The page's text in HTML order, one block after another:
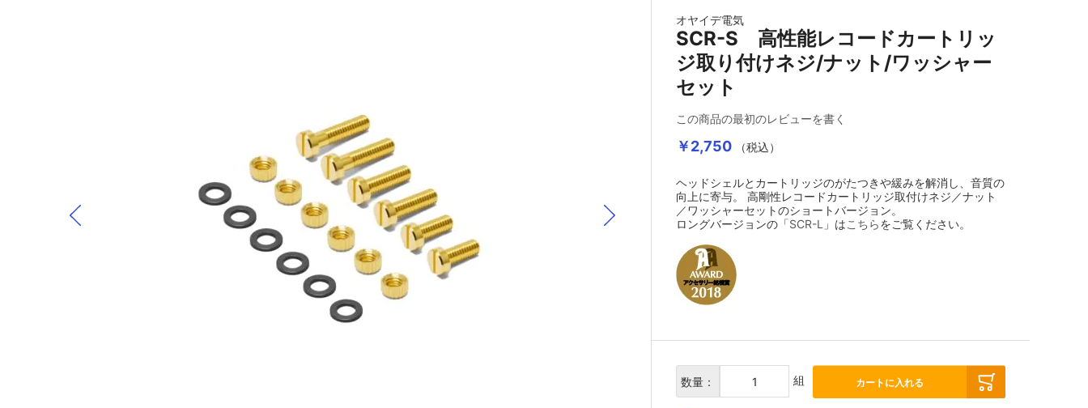
オヤイデ電気
SCR-S 高性能レコードカートリッ
ジ取り付けネジ/ナット/ワッシャー
セット
この商品の最初のレビューを書く
￥2,750 （税込）
ヘッドシェルとカートリッジのがたつきや緩みを解消し、音質の
向上に寄与。 高剛性レコードカートリッジ取付けネジ／ナット
／ワッシャーセットのショートバージョン。
ロングバージョンの「SCR-L 」はこちらをご覧ください。
数量： 組 カートに入れる